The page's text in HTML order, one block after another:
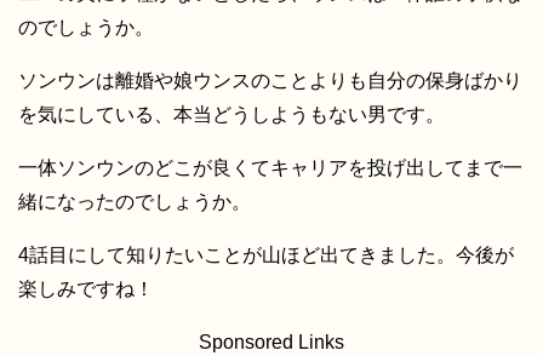
のでしょうか。
ソンウンは離婚や娘ウンスのことよりも自分の保身ばかり
を気にしている、本当どうしようもない男です。
一体ソンウンのどこが良くてキャリアを投げ出してまで一
緒になったのでしょうか。
4話目にして知りたいことが山ほど出てきました。今後が
楽しみですね！
Sponsored Links